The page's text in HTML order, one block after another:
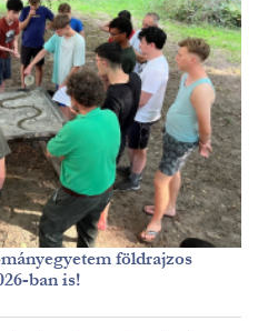
földrajzos
ban is!